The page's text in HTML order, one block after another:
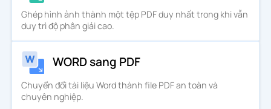
Ghép hình ảnh thành một tệp PDF duy nhất trong khi vẫn
duy trì độ phân giải cao.
WORD sang PDF
Chuyển đổi tài liệu Word thành file PDF an toàn và
chuyên nghiệp.